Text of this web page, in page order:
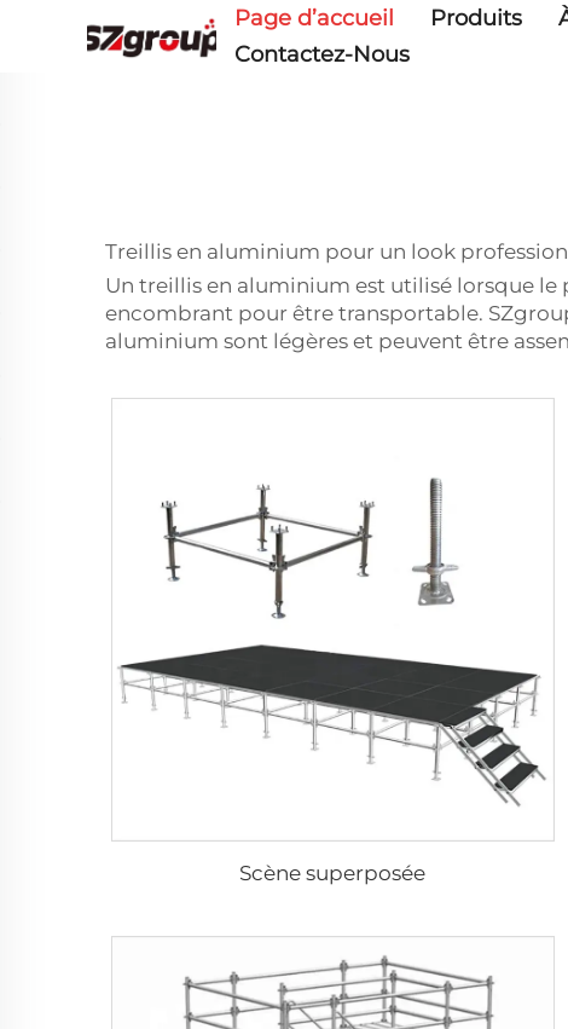
Page d’accueil Produits
Contactez-Nous
Treillis en aluminium pour un look
Un treillis en aluminium est utilisé lorsque
encombrant pour être transportable.
aluminium sont légères et peuvent être
Scène superposée